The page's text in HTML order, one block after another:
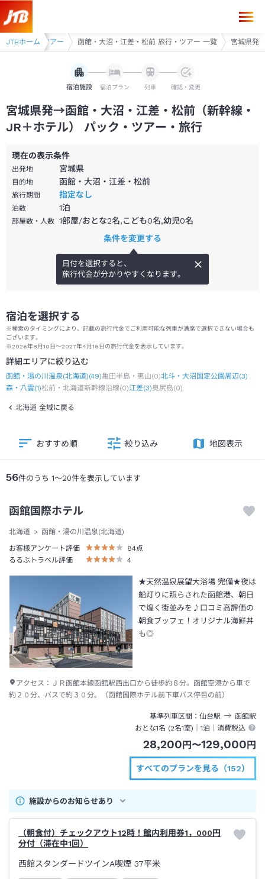
JTBホーム
海道 旅行・ツアー 函館・大沼・江差・松前 旅行・ツアー 一覧 宮城県発
宿泊施設 宿泊プラン 列車 確認・変更
宮城県発→函館・大沼・江差・松前（新幹線・
JR＋ホテル） パック・ツアー・旅行
現在の表示条件
出発地 宮城県
目的地 函館・大沼・江差・松前
旅行期間 指定なし
泊数 1泊
部屋数・人数 1部屋/おとな2名,こども0名,幼児0名
条件を変更する
日付を選択すると、
旅行代金が分かりやすくなります。
宿泊を選択する
※検索のタイミングにより、記載の旅行代金でご利用可能な列車が満席で選択できない場合も
ございます。
※2026年8月10日～2027年4月16日の旅行代金を表示しています。
詳細エリアに絞り込む
函館・湯の川温泉(北海道)(49)亀田半島・恵山(0)北斗・大沼国定公園周辺(3)
森・八雲(1)松前・北海道新幹線沿線(0)江差(3)奥尻島(0)
北海道 全域に戻る
56件のうち 1～20件を表示しています
おすすめ順 絞り込み 地図表示
函館国際ホテル
北海道
函館・湯の川温泉(北海道)
お客様アンケート評価
84点
るるぶトラベル評価
4
★天然温泉展望大浴場 完備★夜は
船灯りに照らされた函館港、朝日
で煌く街並みを♪口コミ高評価の
朝食ブッフェ！オリジナル海鮮丼
も◎
アクセス： ＪＲ函館本線函館駅西出口から徒歩約８分。函館空港から車で
約２０分、バスで約３０分。（函館国際ホテル前下車バス停目の前）
基準列車区間 仙台駅 函館駅
おとな1名 (2名1室)｜1泊 ｜消費税込
28,200 円 〜129,000 円
すべてのプランを見る（152）
施設からのお知らせあり
（朝食付）チェックアウト12時！館内利用券1，000円
分付（滞在中1回）
西館スタンダードツインA喫煙 37平米